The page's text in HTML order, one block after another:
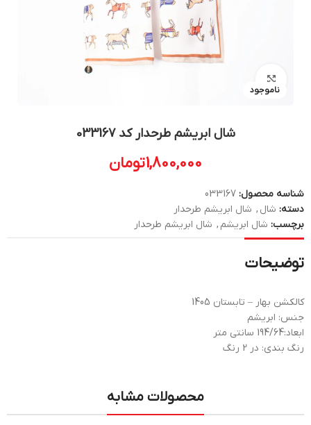
ناموجود
شال ابریشم طرحدار کد 033167
1,800,000تومان
شناسه محصول: 033167
دسته: شال , شال ابریشم طرحدار
برچسب: شال ابریشم , شال ابریشم طرحدار
توضیحات
کالکشن بهار – تابستان 1405
جنس: ابریشم
ابعاد:194/64 سانتی متر
رنگ بندی: در 2 رنگ
محصولات مشابه